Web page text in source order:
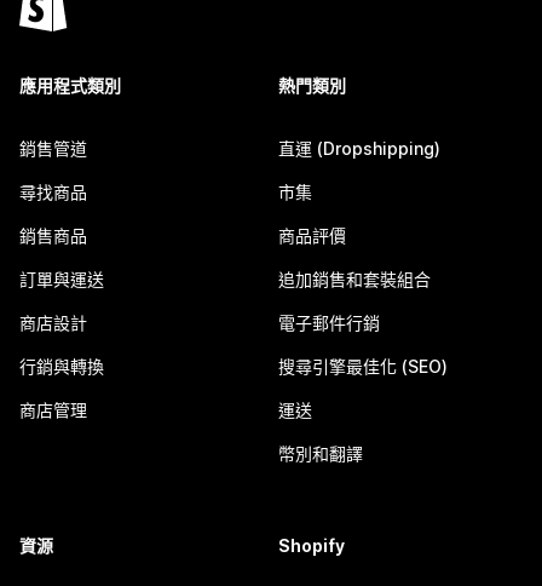
應用程式類別
銷售管道
尋找商品
銷售商品
訂單與運送
商店設計
行銷與轉換
商店管理
熱門類別
直運 (Dropshipping)
市集
商品評價
追加銷售和套裝組合
電子郵件行銷
搜尋引擎最佳化 (SEO)
運送
幣別和翻譯
資源 Shopify